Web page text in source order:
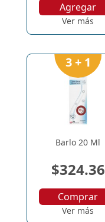
Agregar
Ver más
3 + 1
Barlo 20 Ml
$324.36
Comprar
Ver más